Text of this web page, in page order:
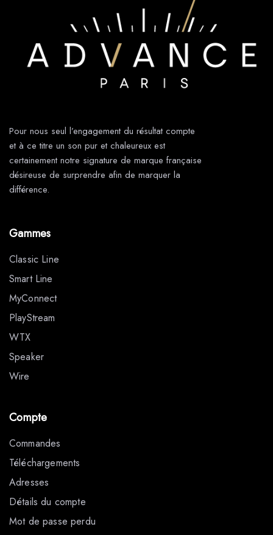
Pour nous seul l’engagement du résultat compte
et à ce titre un son pur et chaleureux est
certainement notre signature de marque française
désireuse de surprendre afin de marquer la
différence.
Gammes
Classic Line
Smart Line
MyConnect
PlayStream
WTX
Speaker
Wire
Compte
Commandes
Téléchargements
Adresses
Détails du compte
Mot de passe perdu